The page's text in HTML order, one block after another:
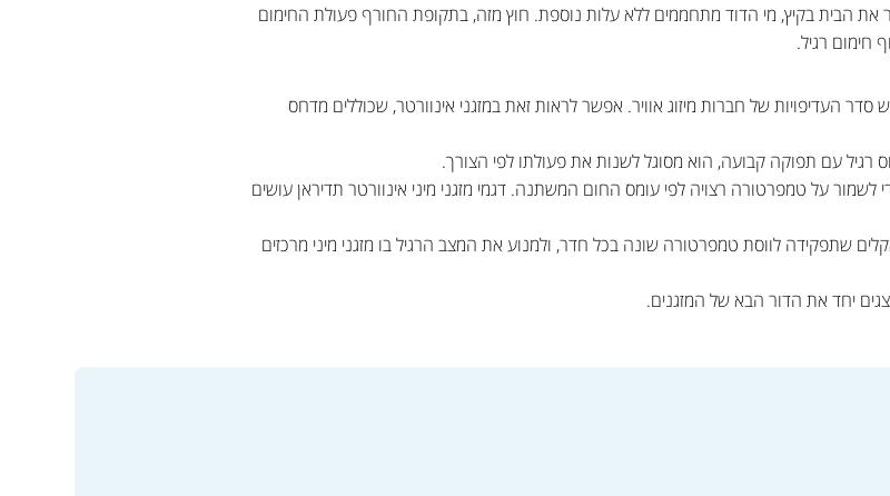
את הבית בקיץ, מי הדוד מתחממים ללא עלות נוספת. חוץ מזה, בתקופת החורף פעולת החימום
חימום רגיל.
העדיפויות של חברות מיזוג אוויר. אפשר לראות זאת במזגני אינוורטר, שכוללים מדחס
עם תפוקה קבועה, הוא מסוגל לשנות את פעולתו לפי הצורך.
על טמפרטורה רצויה לפי עומס החום המשתנה. דגמי מזגני מיני אינוורטר תדיראן עושים
שתפקידה לווסת טמפרטורה שונה בכל חדר, ולמנוע את המצב הרגיל בו מזגני מיני מרכזים
יחד את הדור הבא של המזגנים.